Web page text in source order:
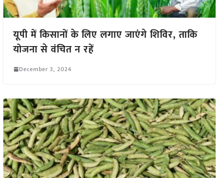
यूपी में किसानों के लिए लगाए जाएंगे शिविर, ताकि
योजना से वंचित न रहें
December 3, 2024